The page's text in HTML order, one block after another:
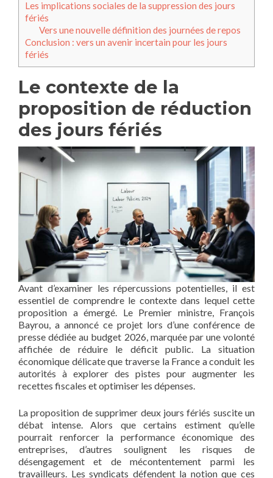
Les implications sociales de la suppression des jours
fériés
Vers une nouvelle définition des journées de repos
Conclusion : vers un avenir incertain pour les jours
fériés
Le contexte de la
proposition de réduction
des jours fériés
Avant d’examiner les répercussions potentielles, il est
essentiel de comprendre le contexte dans lequel cette
proposition a émergé. Le Premier ministre, François
Bayrou, a annoncé ce projet lors d’une conférence de
presse dédiée au budget 2026, marquée par une volonté
affichée de réduire le déficit public. La situation
économique délicate que traverse la France a conduit les
autorités à explorer des pistes pour augmenter les
recettes fiscales et optimiser les dépenses.
La proposition de supprimer deux jours fériés suscite un
débat intense. Alors que certains estiment qu’elle
pourrait renforcer la performance économique des
entreprises, d’autres soulignent les risques de
désengagement et de mécontentement parmi les
travailleurs. Les syndicats défendent la notion que ces